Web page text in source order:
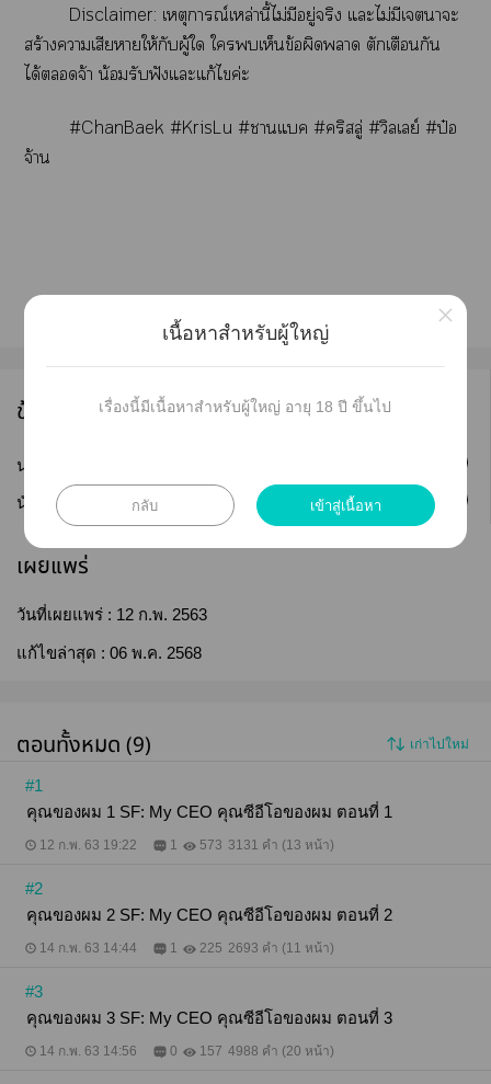
Disclaimer: เหตุการณ์เหล่านี้ไม่มีอยู่จริง แะไม่มีเาะ
สร้างาเสียาให้กับผู้ใ ใเห็นข้อผิดา ตักเตือนกัน
ได้จ้า น้อมรับฟังแะแก้ไค่ะ
#ChanBaek #KrisLu #าแค #คริสลู่ #วิลเลย์ #ป๋อ
จ้าน
ข้อมูลนักเขียน
นามปากกา :
นักเขียน : Luthorin ติดตาม
เผยแพร่
วันที่เผยแพร่ : 12 ก.พ. 2563
แก้ไขล่าสุด : 06 พ.ค. 2568
ตอนทั้งหมด (9) เก่าไปใหม่
#1
คุณของผม 1 SF: My CEO คุณซีอีโอของผม ตอนที่ 1
12 ก.พ. 63 19:22 1 573 3131 คำ (13 หน้า)
#2
คุณของผม 2 SF: My CEO คุณซีอีโอของผม ตอนที่ 2
14 ก.พ. 63 14:44 1 225 2693 คำ (11 หน้า)
#3
คุณของผม 3 SF: My CEO คุณซีอีโอของผม ตอนที่ 3
14 ก.พ. 63 14:56 0 157 4988 คำ (20 หน้า)
เนื้อหาสำหรับผู้ใหญ่
เรื่องนี้มีเนื้อหาสำหรับผู้ใหญ่ อายุ 18 ปี ขึ้นไป
กลับ เข้าสู่เนื้อหา
×